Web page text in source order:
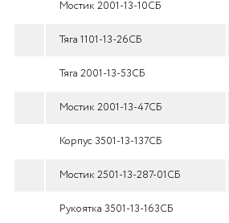
Мостик 2001-13-10СБ
Тяга 1101-13-26СБ
Тяга 2001-13-53СБ
Мостик 2001-13-47СБ
Корпус 3501-13-137СБ
Мостик 2501-13-287-01СБ
Рукоятка 3501-13-163СБ